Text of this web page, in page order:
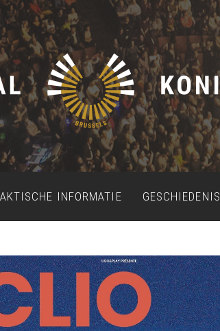
INFORMATIE GESCHIEDENIS